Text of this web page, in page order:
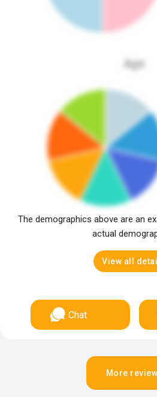
Age
The demographics above are an
actual
View all
Chat
More